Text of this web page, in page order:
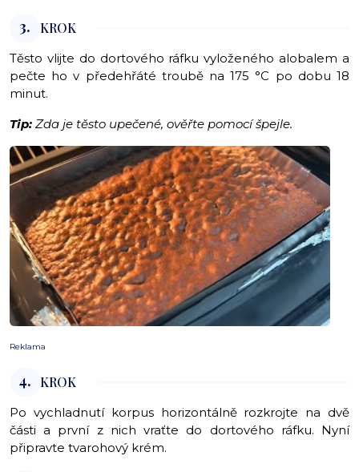
3. KROK
Těsto vlijte do dortového ráfku vyloženého alobalem a
pečte ho v předehřáté troubě na 175 °C po dobu 18
minut.
Tip: Zda je těsto upečené, ověřte pomocí špejle.
Reklama
4. KROK
Po vychladnutí korpus horizontálně rozkrojte na dvě
části a první z nich vraťte do dortového ráfku. Nyní
připravte tvarohový krém.